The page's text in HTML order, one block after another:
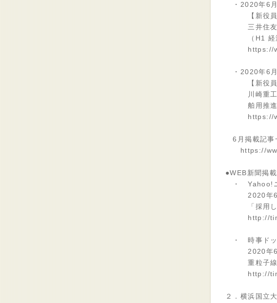
・2020年6月
【新役員
三井住友海
（H1 経済
https://
・2020年6月
【新役員
川崎重工業
舶用推進デ
https://
6月掲載記
https://
●WEB新聞掲
・ Yahoo!
2020年6
「採用して
http://
・ 時事ドッ
2020年6
重粒子線が
http://
２．横浜国立